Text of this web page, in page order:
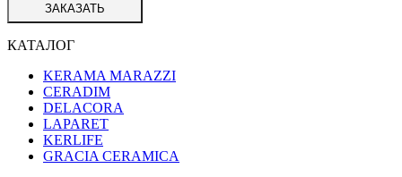
ЗАКАЗАТЬ
КАТАЛОГ
KERAMA MARAZZI
CERADIM
DELACORA
LAPARET
KERLIFE
GRACIA CERAMICA